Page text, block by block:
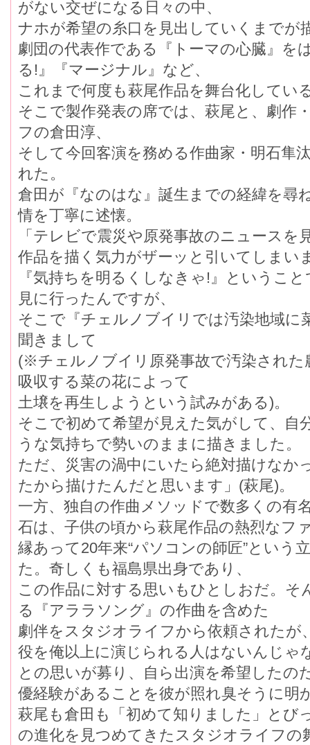
がない交ぜになる日々の中、
ナホが希望の糸口を見出していくまでが
劇団の代表作である『トーマの心臓』を
る!』『マージナル』など、
これまで何度も萩尾作品を舞台化してい
そこで製作発表の席では、萩尾と、劇作
フの倉田淳、
そして今回客演を務める作曲家・明石隼
れた。
倉田が『なのはな』誕生までの経緯を尋
情を丁寧に述懐。
「テレビで震災や原発事故のニュース
作品を描く気力がザーッと引いてしまい
『気持ちを明るくしなきゃ!』というこ
見に行ったんですが、
そこで『チェルノブイリでは汚染地域に
聞きまして
(※チェルノブイリ原発事故で汚染された
吸収する菜の花によって
土壌を再生しようという試みがある)。
そこで初めて希望が見えた気がして、自
うな気持ちで勢いのままに描きました。
ただ、災害の渦中にいたら絶対描けなか
たから描けたんだと思います」(萩尾)。
一方、独自の作曲メソッドで数多くの有
石は、子供の頃から萩尾作品の熱烈なフ
縁あって20年来“パソコンの師匠”という
た。奇しくも福島県出身であり、
この作品に対する思いもひとしおだ。そ
る『アララソング』の作曲を含めた
劇伴をスタジオライフから依頼されたが
役を俺以上に演じられる人はないんじゃ
との思いが募り、自ら出演を希望したの
優経験があることを彼が照れ臭そうに明
萩尾も倉田も「初めて知りました」とび
の進化を見つめてきたスタジオライフの